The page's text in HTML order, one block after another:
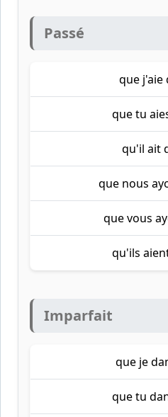
Passé
que j'aie
que tu
qu'il ait
que nous
que vous
qu'ils
Imparfait
que je
que tu